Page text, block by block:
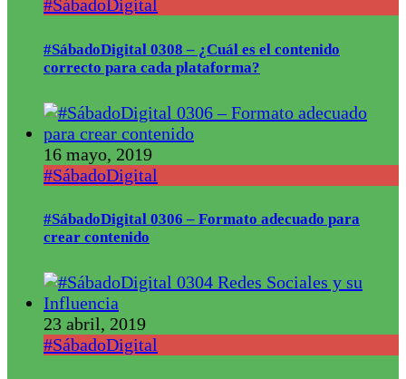
#SábadoDigital
#SábadoDigital 0308 – ¿Cuál es el contenido
correcto para cada plataforma?
16 mayo, 2019
#SábadoDigital
#SábadoDigital 0306 – Formato adecuado para
crear contenido
23 abril, 2019
#SábadoDigital